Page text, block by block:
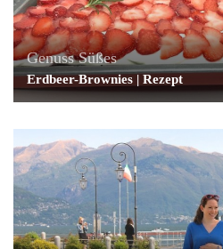
Genuss Süßes
Erdbeer-Brownies | Rezept